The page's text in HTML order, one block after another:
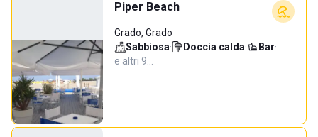
Piper Beach
Grado, Grado
Sabbiosa· Doccia calda· Bar·
e altri 9…